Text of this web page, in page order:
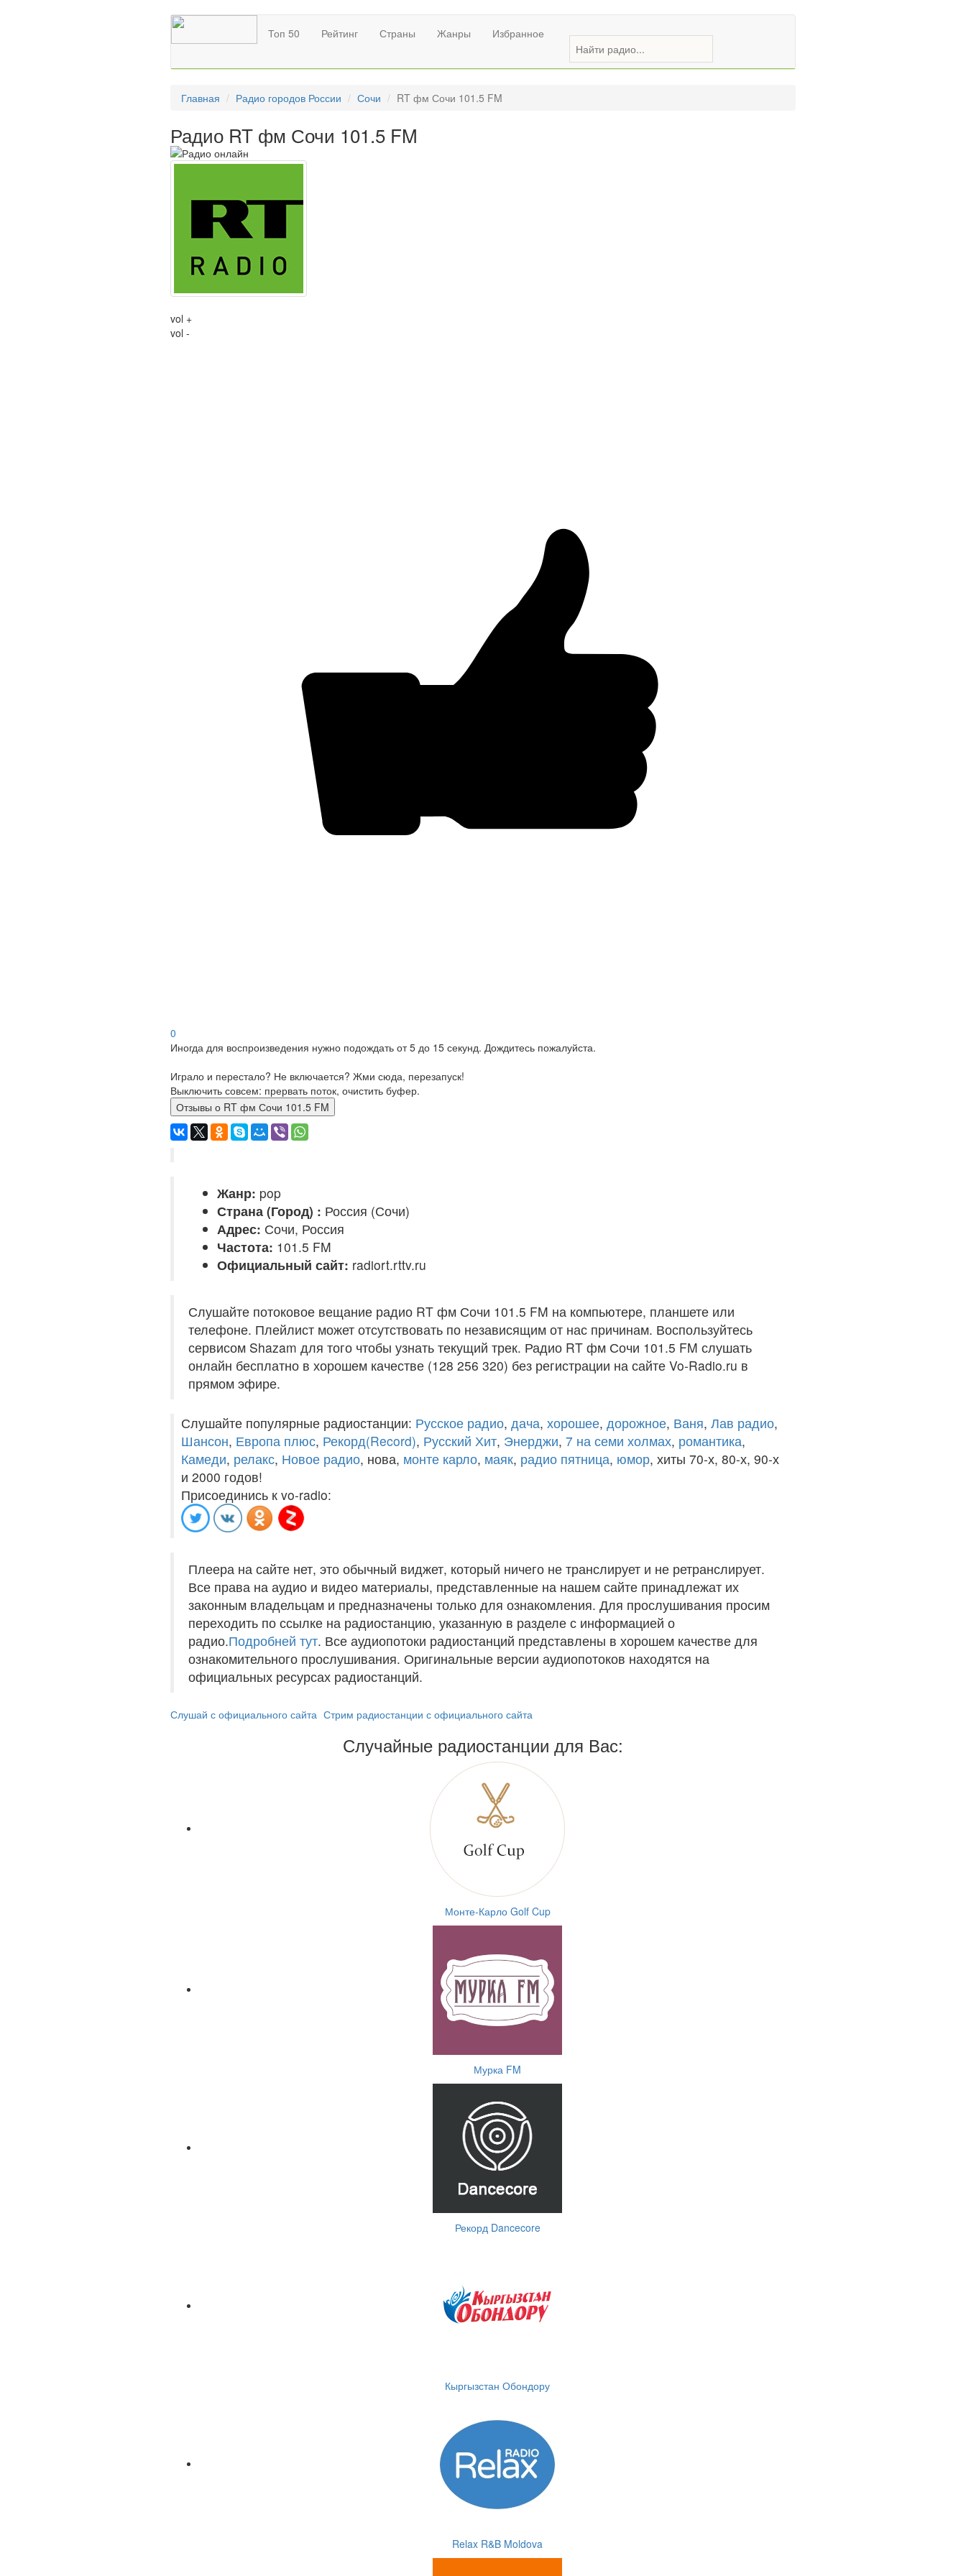
Топ 50 Рейтинг Страны Жанры Избранное
Главная Радио городов России Сочи RT фм Сочи 101.5 FM
Радио RT фм Сочи 101.5 FM
vol +
vol -
0
Иногда для воспроизведения нужно подождать от 5 до 15 секунд. Дождитесь пожалуйста.
Играло и перестало? Не включается? Жми сюда, перезапуск!
Выключить совсем: прервать поток, очистить буфер.
Отзывы о RT фм Сочи 101.5 FM
Жанр: pop
Страна (Город) : Россия (Сочи)
Адрес: Сочи, Россия
Частота: 101.5 FM
Официальный сайт: radiort.rttv.ru
Слушайте потоковое вещание радио RT фм Сочи 101.5 FM на компьютере, планшете или
телефоне. Плейлист может отсутствовать по независящим от нас причинам. Воспользуйтесь
сервисом Shazam для того чтобы узнать текущий трек. Радио RT фм Сочи 101.5 FM слушать
онлайн бесплатно в хорошем качестве (128 256 320) без регистрации на сайте Vo-Radio.ru в
прямом эфире.
Слушайте популярные радиостанции: Русское радио, дача, хорошее, дорожное, Ваня, Лав радио,
Шансон, Европа плюс, Рекорд(Record), Русский Хит, Энерджи, 7 на семи холмах, романтика,
Камеди, релакс, Новое радио, нова, монте карло, маяк, радио пятница, юмор, хиты 70-х, 80-х, 90-х
и 2000 годов!
Присоединись к vo-radio:
Плеера на сайте нет, это обычный виджет, который ничего не транслирует и не ретранслирует.
Все права на аудио и видео материалы, представленные на нашем сайте принадлежат их
законным владельцам и предназначены только для ознакомления. Для прослушивания просим
переходить по ссылке на радиостанцию, указанную в разделе с информацией о
радио.Подробней тут. Все аудиопотоки радиостанций представлены в хорошем качестве для
ознакомительного прослушивания. Оригинальные версии аудиопотоков находятся на
официальных ресурсах радиостанций.
Слушай с официального сайта Стрим радиостанции с официального сайта
Случайные радиостанции для Вас:
Монте-Карло Golf Cup
Мурка FM
Рекорд Dancecore
Кыргызстан Обондору
Relax R&B Moldova